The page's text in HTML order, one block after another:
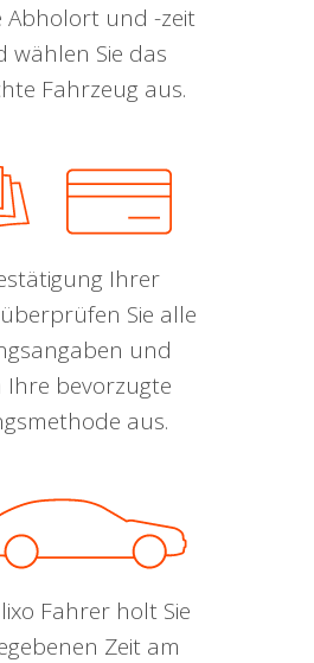
Abholort und -zeit
wählen Sie das
Fahrzeug aus.
Ihrer
Sie alle
und
Ihre bevorzugte
aus.
Fahrer holt Sie
Zeit am